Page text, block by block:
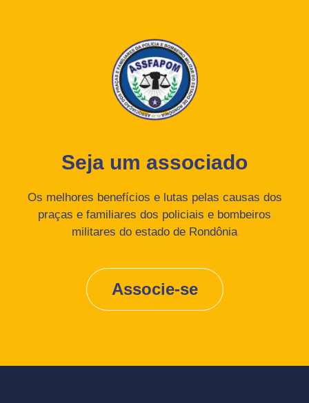
Seja um associado
Os melhores benefícios e lutas pelas causas dos
praças e familiares dos policiais e bombeiros
militares do estado de Rondônia
Associe-se